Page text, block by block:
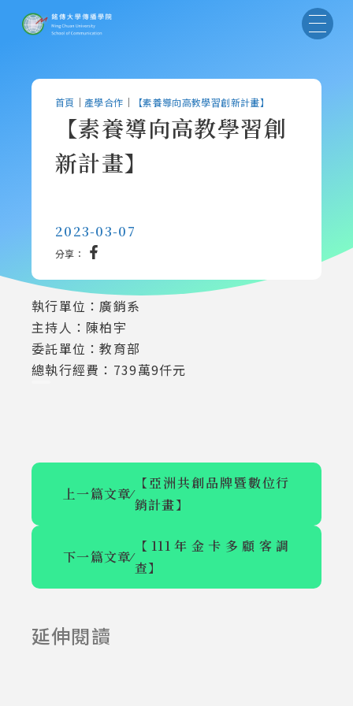
首頁 ｜ 產學合作 ｜ 【素養導向高教學習創新計畫】
【素養導向高教學習創
新計畫】
2023-03-07
分享：
執行單位：廣銷系
主持人：陳柏宇
委託單位：教育部
總執行經費：739萬9仟元
上一篇文章⁄
【亞洲共創品牌暨數位行
銷計畫】
下一篇文章⁄
【111年金卡多顧客調
查】
延伸閱讀
【111年食農教
般型-社會
2023-03-07
【亞洲共創品